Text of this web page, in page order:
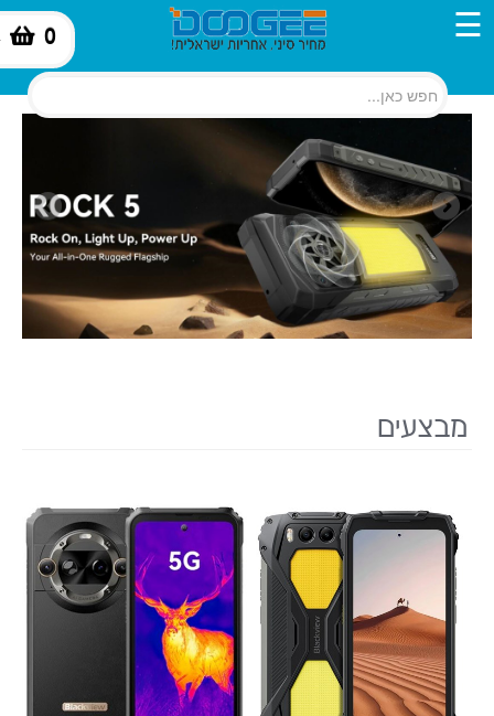
0 ☰
מבצעים